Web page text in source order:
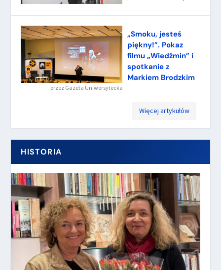
„Smoku, jesteś
piękny!”. Pokaz
filmu „Wiedźmin” i
spotkanie z
Markiem Brodzkim
przez Gazeta Uniwersytecka
Więcej artykułów
HISTORIA